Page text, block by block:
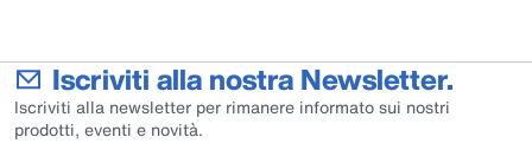
Iscriviti alla nostra Newsletter.
Iscriviti alla newsletter per rimanere informato sui nostri
prodotti, eventi e novità.